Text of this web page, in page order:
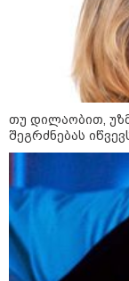
თუ დილაობით,
შეგრძნებას